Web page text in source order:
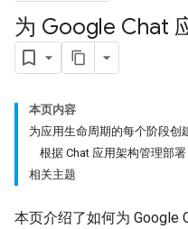
为 Google Chat
本页内容
为应用生命周期的每个阶段创
根据 Chat 应用架构管理部署
相关主题
本页介绍了如何为 Google